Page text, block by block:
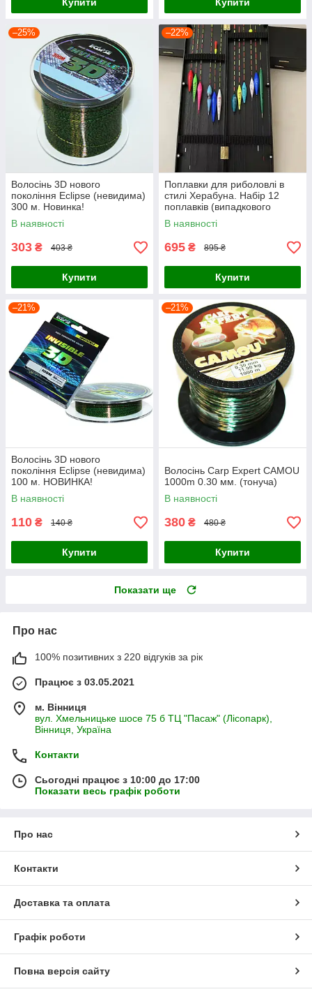
Купити Купити
–25%
Волосінь 3D нового
покоління Eclipse (невидима)
300 м. Новинка!
В наявності
303 ₴ 403 ₴
Купити
–22%
Поплавки для риболовлі в
стилі Херабуна. Набір 12
поплавків (випадкового
кольору ваги та довжини) +
коробка
В наявності
695 ₴ 895 ₴
Купити
–21%
Волосінь 3D нового
покоління Eclipse (невидима)
100 м. НОВИНКА!
В наявності
110 ₴ 140 ₴
Купити
–21%
Волосінь Carp Expert CAMOU
1000m 0.30 мм. (тонуча)
В наявності
380 ₴ 480 ₴
Купити
Показати ще
Про нас
100% позитивних з 220 відгуків за рік
Працює з 03.05.2021
м. Вінниця
вул. Хмельницьке шосе 75 б ТЦ "Пасаж" (Лісопарк),
Вінниця, Україна
Контакти
Сьогодні працює з 10:00 до 17:00
Показати весь графік роботи
Про нас
Контакти
Доставка та оплата
Графік роботи
Повна версія сайту